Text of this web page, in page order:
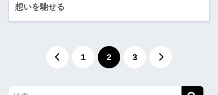
想いを馳せる
1 2 3